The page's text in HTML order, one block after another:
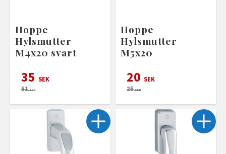
Hoppe
Hylsmutter
M4x20 svart
35 SEK
51SEK
Hoppe
Hylsmutter
M5x20
20 SEK
25SEK